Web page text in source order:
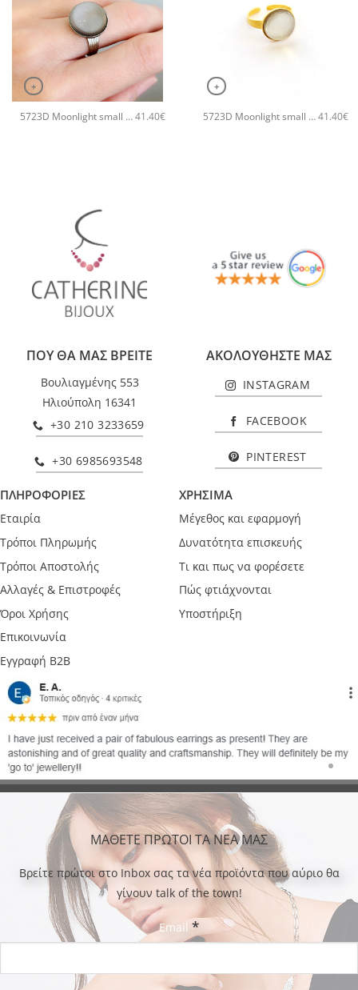
+
5723D Moonlight small χειροποίητο δαχτυλιδι Catherine bijoux Γκρι41.40€
+
5723D Moonlight small χειροποίητο δαχτυλιδι Catherine bijoux Άσπρο41.40€
ΠΟΥ ΘΑ ΜΑΣ ΒΡΕΙΤΕ
Βουλιαγμένης 553
Ηλιούπολη 16341
+30 210 3233659
+30 6985693548
ΑΚΟΛΟΥΘΗΣΤΕ ΜΑΣ
INSTAGRAM
FACEBOOK
PINTEREST
ΠΛΗΡΟΦΟΡΙΕΣ
Εταιρία
Τρόποι Πληρωμής
Τρόποι Αποστολής
Αλλαγές & Επιστροφές
Όροι Χρήσης
Επικοινωνία
Εγγραφή B2B
ΧΡΗΣΙΜΑ
Μέγεθος και εφαρμογή
Δυνατότητα επισκευής
Τι και πως να φορέσετε
Πώς φτιάχνονται
Υποστήριξη
ΜΑΘΕΤΕ ΠΡΩΤΟΙ ΤΑ ΝΕΑ ΜΑΣ
Bρείτε πρώτοι στο Inbox σας τα νέα προϊόντα που αύριο θα
γίνουν talk of the town!
Email *